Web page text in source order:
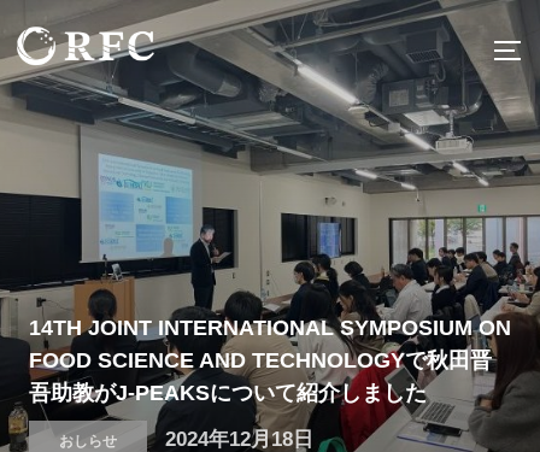
テ
ン
キ
サ
14TH JOINT INTERNATIONAL SYMPOSIUM ON
FOOD SCIENCE AND TECHNOLOGYで秋田晋
吾助教がJ-PEAKSについて紹介しました
おしらせ
投
2024年12月18日